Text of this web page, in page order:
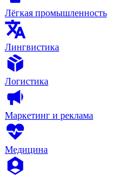
Лёгкая промышленность
Лингвистика
Логистика
Маркетинг и реклама
Медицина